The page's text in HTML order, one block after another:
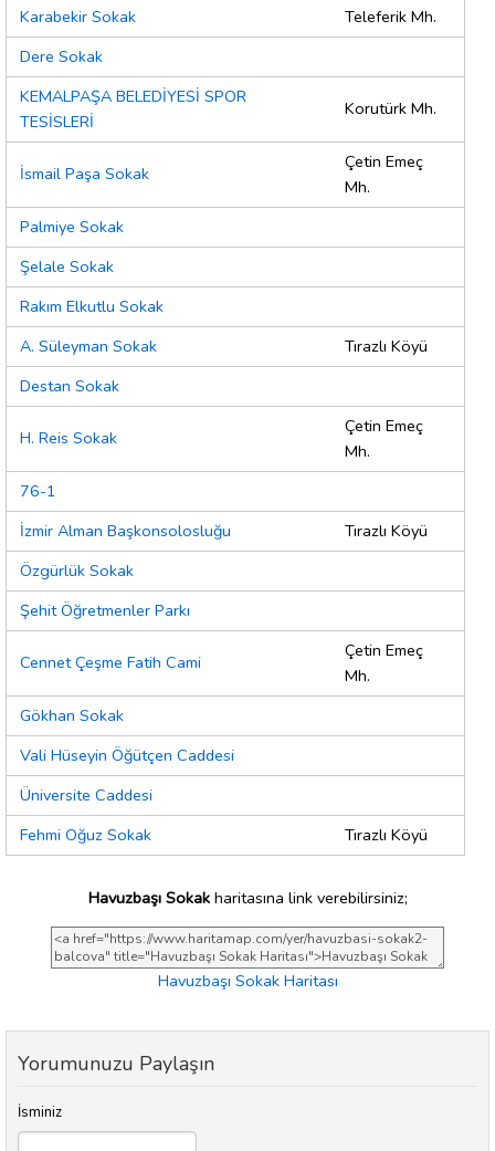
Karabekir Sokak
Teleferik Mh.
Dere Sokak
KEMALPAŞA BELEDİYESİ SPOR
TESİSLERİ
Korutürk Mh.
İsmail Paşa Sokak
Çetin Emeç
Mh.
Palmiye Sokak
Şelale Sokak
Rakım Elkutlu Sokak
A. Süleyman Sokak
Tırazlı Köyü
Destan Sokak
H. Reis Sokak
Çetin Emeç
Mh.
76-1
İzmir Alman Başkonsolosluğu
Tırazlı Köyü
Özgürlük Sokak
Şehit Öğretmenler Parkı
Cennet Çeşme Fatih Cami
Çetin Emeç
Mh.
Gökhan Sokak
Vali Hüseyin Öğütçen Caddesi
Üniversite Caddesi
Fehmi Oğuz Sokak
Tırazlı Köyü
Havuzbaşı Sokakharitasına link verebilirsiniz;
Havuzbaşı Sokak Haritası
Yorumunuzu Paylaşın
İsminiz